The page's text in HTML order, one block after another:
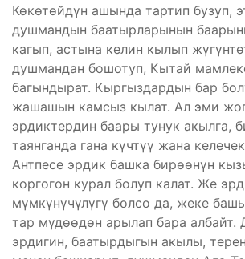
Көкөтөйдүн ашында тартип бузуп,
душмандын баатырларынын
кагып, астына келин кылып
душмандан бошотуп, Кытай
багындырат. Кыргыздардын бар
жашашын камсыз кылат. Ал эми
эрдиктердин баары тунук акылга,
таянганда гана күчтүү жана
Антпесе эрдик башка бирөөнүн
коргогон курал болуп калат. Же
мүмкүнүчүлүгү болсо да, жеке
тар мүдөөдөн арылап бара албайт.
эрдигин, баатырдыгын акылы,